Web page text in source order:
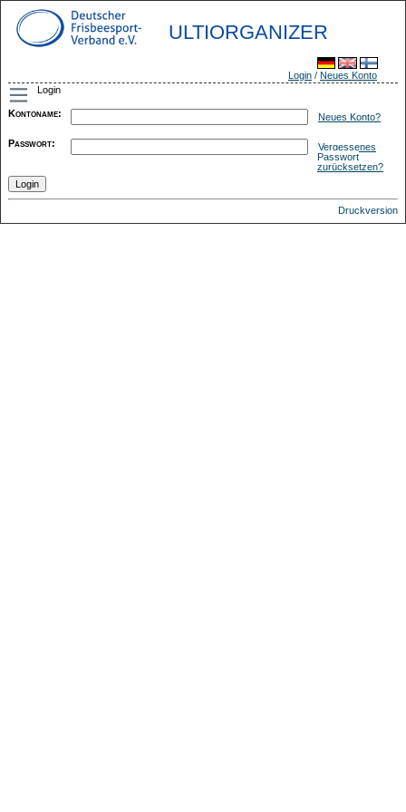
ULTIORGANIZER
Login / Neues Konto
Login
Kontoname: Neues Konto?
Passwort:
Vergessenes
Passwort
zurücksetzen?
Druckversion